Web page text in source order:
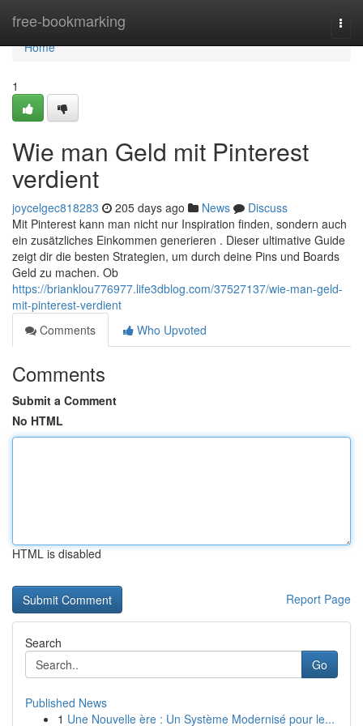
free-bookmarking
Home
Home
1
Wie man Geld mit Pinterest
verdient
joycelgec818283 205 days ago News
Discuss
Mit Pinterest kann man nicht nur Inspiration finden, sondern auch
ein zusätzliches Einkommen generieren . Dieser ultimative Guide
zeigt dir die besten Strategien, um durch deine Pins und Boards
Geld zu machen. Ob
https://brianklou776977.life3dblog.com/37527137/wie-man-geld-
mit-pinterest-verdient
Comments
Who Upvoted
Comments
Submit a Comment
No HTML
HTML is disabled
Report Page
Search
Go
Published News
1 Une Nouvelle ère : Un Système Modernisé pour le...